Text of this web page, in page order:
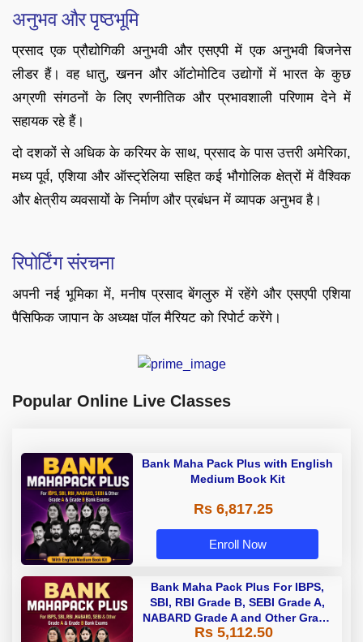
अनुभव और पृष्ठभूमि
प्रसाद एक प्रौद्योगिकी अनुभवी और एसएपी में एक अनुभवी बिजनेस
लीडर हैं। वह धातु, खनन और ऑटोमोटिव उद्योगों में भारत के कुछ
अग्रणी संगठनों के लिए रणनीतिक और प्रभावशाली परिणाम देने में
सहायक रहे हैं।
दो दशकों से अधिक के करियर के साथ, प्रसाद के पास उत्तरी अमेरिका,
मध्य पूर्व, एशिया और ऑस्ट्रेलिया सहित कई भौगोलिक क्षेत्रों में वैश्विक
और क्षेत्रीय व्यवसायों के निर्माण और प्रबंधन में व्यापक अनुभव है।
रिपोर्टिंग संरचना
अपनी नई भूमिका में, मनीष प्रसाद बेंगलुरु में रहेंगे और एसएपी एशिया
पैसिफिक जापान के अध्यक्ष पॉल मैरियट को रिपोर्ट करेंगे।
Popular Online Live Classes
Bank Maha Pack Plus with English
Medium Book Kit
Rs 6,817.25
Enroll Now
Bank Maha Pack Plus For IBPS,
SBI, RBI Grade B, SEBI Grade A,
NABARD Grade A and Other Grade
A & Grade B Bank Exams
Rs 5,112.50